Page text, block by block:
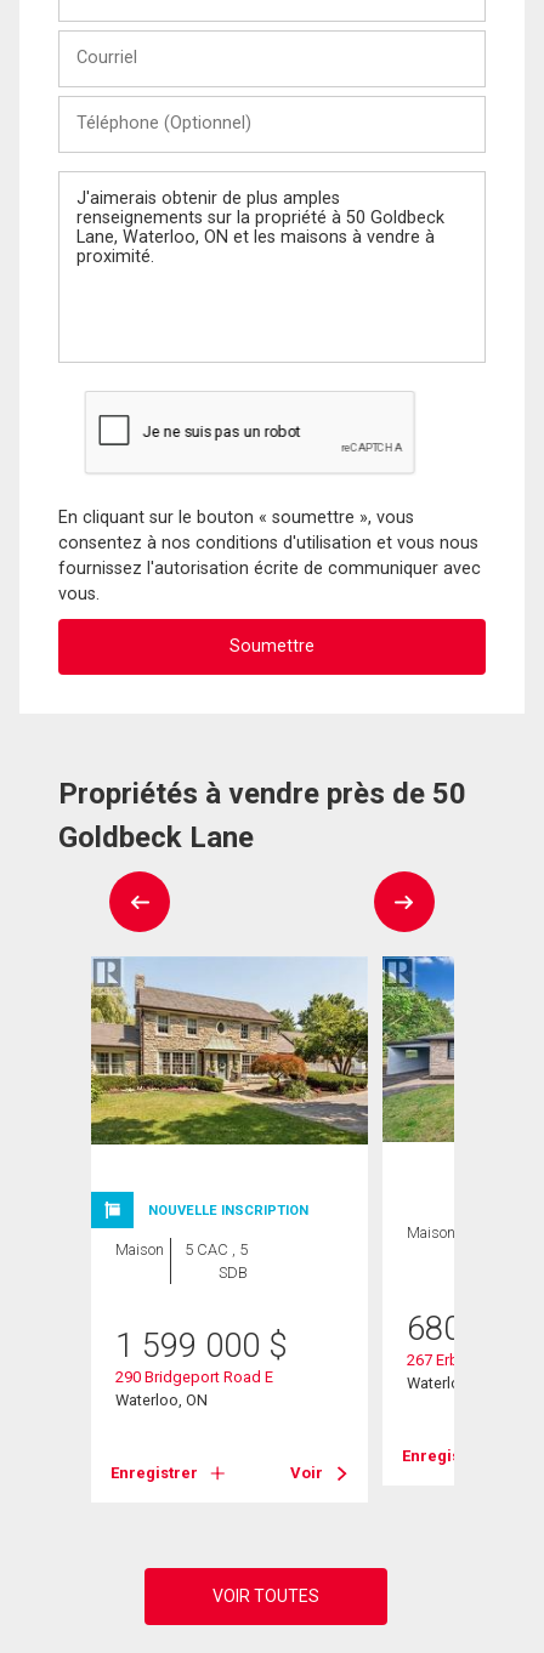
Nom
(Optionnel)
Message
En cliquant sur le bouton « soumettre », vous
consentez à nos conditions d'utilisation et vous nous
fournissez l'autorisation écrite de communiquer avec
vous.
Propriétés à vendre près de 50
Goldbeck Lane
NOUVELLE INSCRIPTION
Maison
5 CAC , 5
SDB
1 599 000 $
290 Bridgeport Road E
Waterloo, ON
Enregistrer Voir
Maison
680 000
267 Erb Street E
Waterloo, ON
Enregistrer